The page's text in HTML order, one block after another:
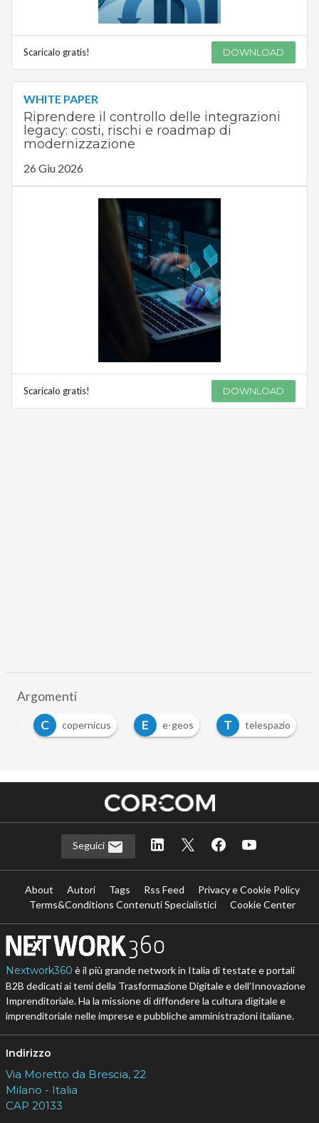
Scaricalo gratis! DOWNLOAD
WHITE PAPER
Riprendere il controllo delle integrazioni
legacy: costi, rischi e roadmap di
modernizzazione
26 Giu 2026
Scaricalo gratis! DOWNLOAD
Argomenti
C copernicus E e-geos T telespazio
Seguici
About Autori Tags Rss Feed
Privacy e Cookie Policy
Terms&Conditions Contenuti Specialistici
Cookie Center
Nextwork360 è il più grande network in Italia di testate e portali
B2B dedicati ai temi della Trasformazione Digitale e dell’Innovazione
Imprenditoriale. Ha la missione di diffondere la cultura digitale e
imprenditoriale nelle imprese e pubbliche amministrazioni italiane.
Indirizzo
Via Moretto da Brescia, 22
Milano - Italia
CAP 20133